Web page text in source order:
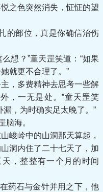
之色突然消失，怔怔的望
部位，真是你确信治伤
想？”童天罡笑道：“如果
就更不合理了。”
，多费精神去思考一些解
，一无是处。”童天罡笑
，为时确实足太晚了。”
脑海。
岭中的山洞那天算起，
洞内住了二十七天了，加
，整整有一个月的时间
药石与金针并用之下，他